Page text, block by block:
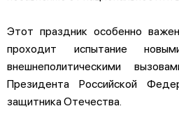
Этот праздник особенно
проходит испытание
внешнеполитическими
Президента Российской
защитника Отечества.